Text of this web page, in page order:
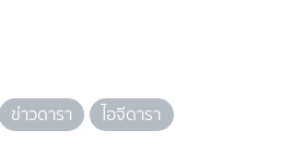
ข่าวดารา
ไอจีดารา